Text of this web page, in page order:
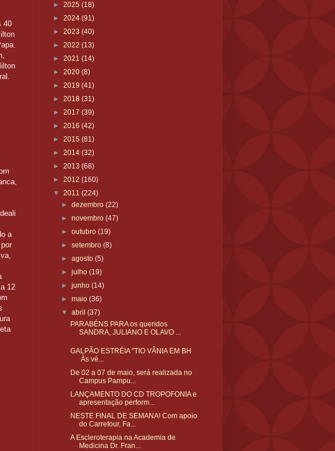
40
a
12
► 2025 (18)
► 2024 (91)
► 2023 (40)
► 2022 (13)
► 2021 (14)
► 2020 (8)
► 2019 (41)
► 2018 (31)
► 2017 (39)
► 2016 (42)
► 2015 (81)
► 2014 (32)
► 2013 (68)
► 2012 (160)
▼ 2011 (224)
►dezembro(22)
►novembro(47)
►outubro(19)
►setembro(8)
►agosto(5)
►julho(19)
►junho(14)
►maio(36)
▼abril(37)
PARABÉNS PARA os queridos
SANDRA, JULIANO E OLAVO ...
GALPÃO ESTRÉIA "TIO VÂNIA EM BH
Às vé...
De 02 a 07 de maio, será realizada no
Campus Pampu...
LANÇAMENTO DO CD TROPOFONIA e
apresentação perform...
NESTE FINAL DE SEMANA! Com apoio
do Carrefour, Fa...
A Escleroterapia na Academia de
Medicina Dr. Fran...